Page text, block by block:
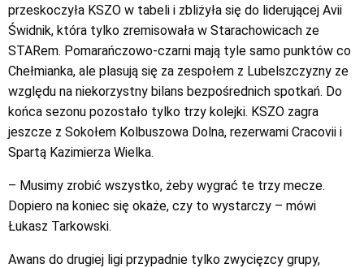
przeskoczyła KSZO w tabeli i zbliżyła się do liderującej Avii
Świdnik, która tylko zremisowała w Starachowicach ze
STARem. Pomarańczowo-czarni mają tyle samo punktów co
Chełmianka, ale plasują się za zespołem z Lubelszczyzny ze
względu na niekorzystny bilans bezpośrednich spotkań. Do
końca sezonu pozostało tylko trzy kolejki. KSZO zagra
jeszcze z Sokołem Kolbuszowa Dolna, rezerwami Cracovii i
Spartą Kazimierza Wielka.
– Musimy zrobić wszystko, żeby wygrać te trzy mecze.
Dopiero na koniec się okaże, czy to wystarczy – mówi
Łukasz Tarkowski.
Awans do drugiej ligi przypadnie tylko zwycięzcy grupy,